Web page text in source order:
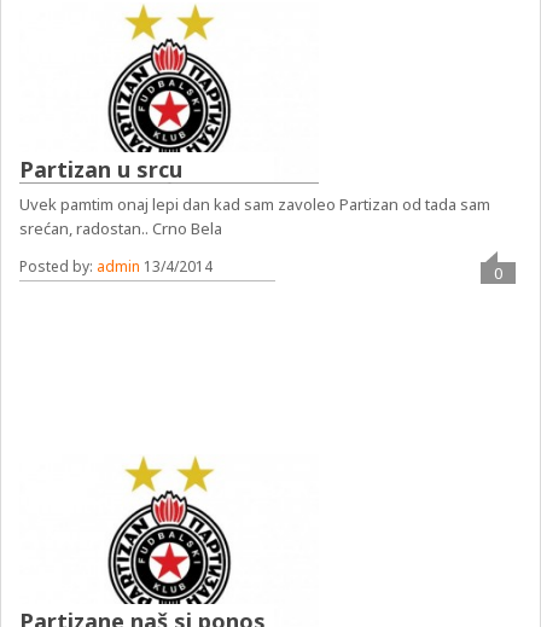
Partizan u srcu
Uvek pamtim onaj lepi dan kad sam zavoleo Partizan od tada sam
srećan, radostan.. Crno Bela
Posted by: admin 13/4/2014 0
Partizane naš si ponos